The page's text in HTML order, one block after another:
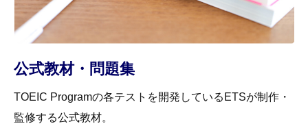
公式教材・問題集
TOEIC Programの各テストを開発しているETSが制作・
監修する公式教材。